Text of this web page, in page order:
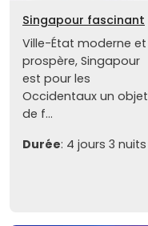
Singapour fascinant
Ville-État moderne et
prospère, Singapour
est pour les
Occidentaux un objet
de f...
Durée: 4 jours 3 nuits